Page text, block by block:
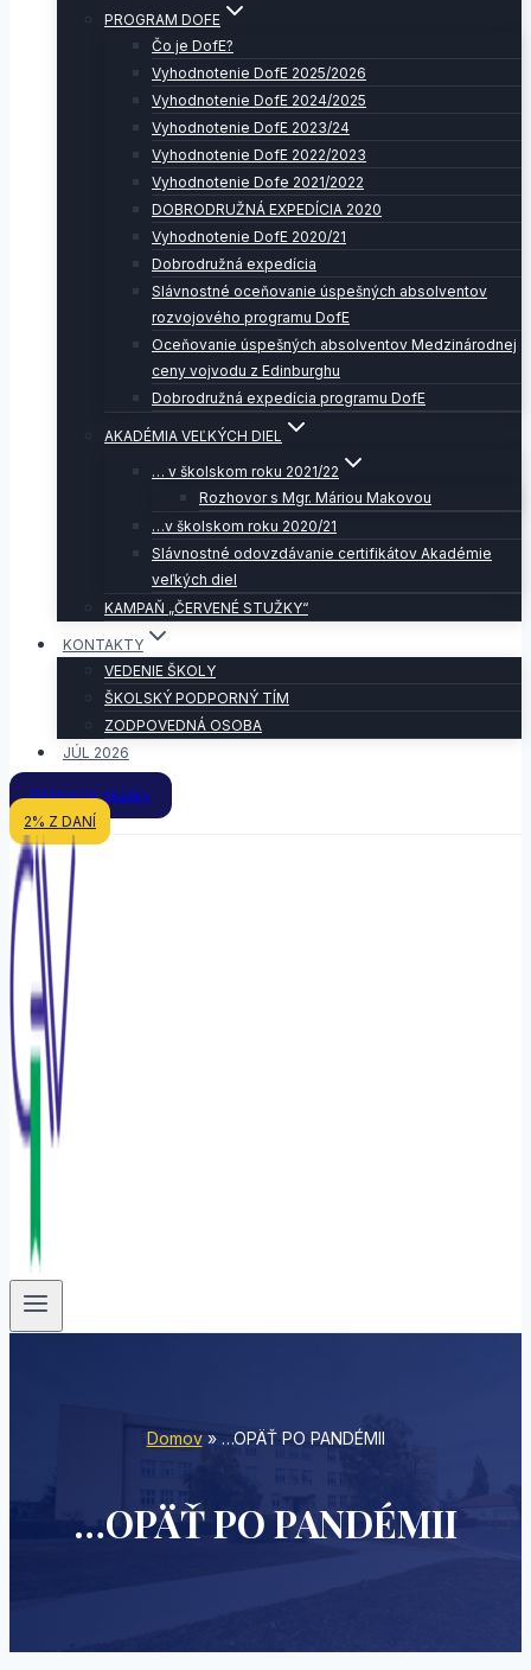
PROGRAM DOFE
Čo je DofE?
Vyhodnotenie DofE 2025/2026
Vyhodnotenie DofE 2024/2025
Vyhodnotenie DofE 2023/24
Vyhodnotenie DofE 2022/2023
Vyhodnotenie Dofe 2021/2022
DOBRODRUŽNÁ EXPEDÍCIA 2020
Vyhodnotenie DofE 2020/21
Dobrodružná expedícia
Slávnostné oceňovanie úspešných absolventov
rozvojového programu DofE
Oceňovanie úspešných absolventov Medzinárodnej
ceny vojvodu z Edinburghu
Dobrodružná expedícia programu DofE
AKADÉMIA VEĽKÝCH DIEL
… v školskom roku 2021/22
Rozhovor s Mgr. Máriou Makovou
…v školskom roku 2020/21
Slávnostné odovzdávanie certifikátov Akadémie
veľkých diel
KAMPAŇ „ČERVENÉ STUŽKY“
KONTAKTY
VEDENIE ŠKOLY
ŠKOLSKÝ PODPORNÝ TÍM
ZODPOVEDNÁ OSOBA
JÚL 2026
Prijímacie skúšky
2% Z DANÍ
Domov» …OPÄŤ PO PANDÉMII
…OPÄŤ PO PANDÉMII